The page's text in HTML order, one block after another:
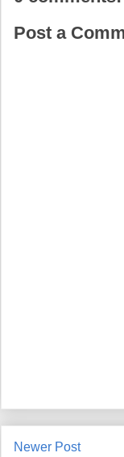
Post a
Newer Post